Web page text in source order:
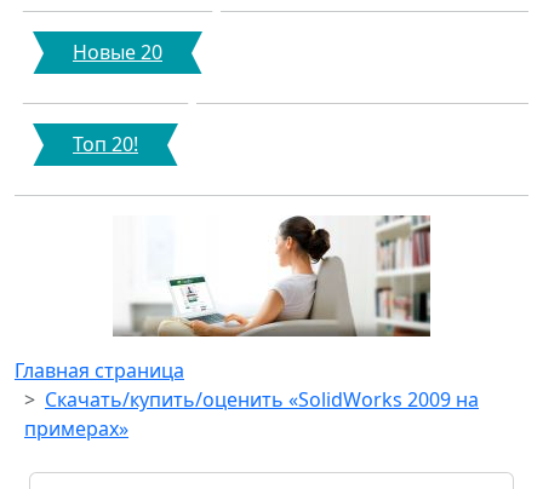
Новые 20
Топ 20!
Главная страница
Скачать/купить/оценить «SolidWorks 2009 на
примерах»